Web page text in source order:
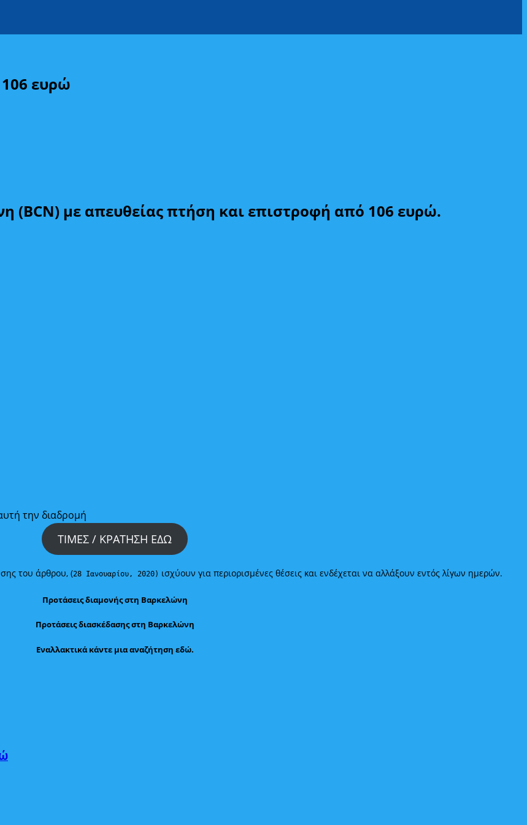
ευρώ
(BCN) με απευθείας πτήση και επιστροφή από 106 ευρώ.
την διαδρομή
ΤΙΜΕΣ / ΚΡΑΤΗΣΗ ΕΔΩ
του άρθρου, (28 Ιανουαρίου, 2020) ισχύουν για περιορισμένες θέσεις και ενδέχεται να αλλάξουν εντός λίγων ημερών.
Προτάσεις διαμονής στη Βαρκελώνη
Προτάσεις διασκέδασης στη Βαρκελώνη
Εναλλακτικά κάντε μια αναζήτηση εδώ.